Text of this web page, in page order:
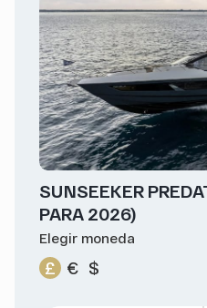
SUNSEEKER
PARA 2026)
Elegir moneda
£ € $